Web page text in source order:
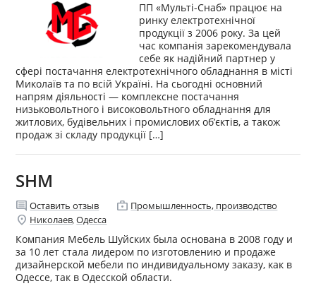
ПП «Мульті-Снаб» працює на
ринку електротехнічної
продукції з 2006 року. За цей
час компанія зарекомендувала
себе як надійний партнер у
сфері постачання електротехнічного обладнання в місті
Миколаїв та по всій Україні. На сьогодні основний
напрям діяльності — комплексне постачання
низьковольтного і високовольтного обладнання для
житлових, будівельних і промислових об’єктів, а також
продаж зі складу продукції […]
SHM
comment Оставить отзыв enterprise Промышленность, производство
location_on Николаев,Одесса
Компания Мебель Шуйских была основана в 2008 году и
за 10 лет стала лидером по изготовлению и продаже
дизайнерской мебели по индивидуальному заказу, как в
Одессе, так в Одесской области.